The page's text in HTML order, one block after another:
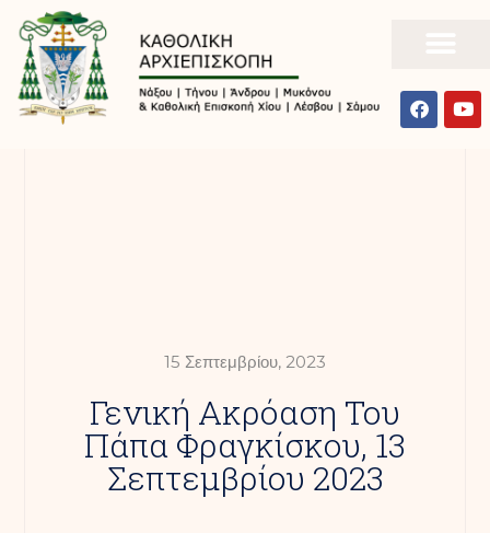
15 Σεπτεμβρίου, 2023
Γενική Ακρόαση Του
Πάπα Φραγκίσκου, 13
Σεπτεμβρίου 2023